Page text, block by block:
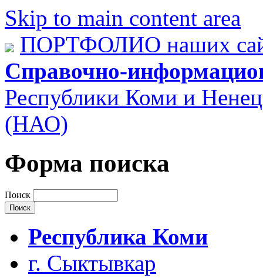
Skip to main content area
ПОРТФОЛИО наших
Справочно-
Республики Коми и
(НАО)
Форма поиска
Поиск
Республика Коми
г. Сыктывкар